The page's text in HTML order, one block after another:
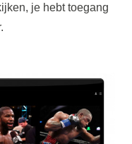
je hebt toegang